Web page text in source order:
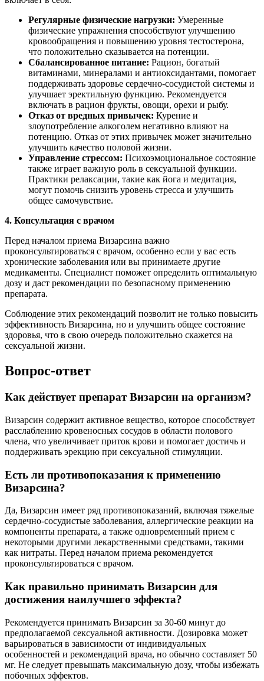
Регулярные физические нагрузки: Умеренные
физические упражнения способствуют улучшению
кровообращения и повышению уровня тестостерона,
что положительно сказывается на потенции.
Сбалансированное питание: Рацион, богатый
витаминами, минералами и антиоксидантами, помогает
поддерживать здоровье сердечно-сосудистой системы и
улучшает эректильную функцию. Рекомендуется
включать в рацион фрукты, овощи, орехи и рыбу.
Отказ от вредных привычек: Курение и
злоупотребление алкоголем негативно влияют на
потенцию. Отказ от этих привычек может значительно
улучшить качество половой жизни.
Управление стрессом: Психоэмоциональное состояние
также играет важную роль в сексуальной функции.
Практики релаксации, такие как йога и медитация,
могут помочь снизить уровень стресса и улучшить
общее самочувствие.
4. Консультация с врачом
Перед началом приема Визарсина важно
проконсультироваться с врачом, особенно если у вас есть
хронические заболевания или вы принимаете другие
медикаменты. Специалист поможет определить оптимальную
дозу и даст рекомендации по безопасному применению
препарата.
Соблюдение этих рекомендаций позволит не только повысить
эффективность Визарсина, но и улучшить общее состояние
здоровья, что в свою очередь положительно скажется на
сексуальной жизни.
Вопрос-ответ
Как действует препарат Визарсин на организм?
Визарсин содержит активное вещество, которое способствует
расслаблению кровеносных сосудов в области полового
члена, что увеличивает приток крови и помогает достичь и
поддерживать эрекцию при сексуальной стимуляции.
Есть ли противопоказания к применению
Визарсина?
Да, Визарсин имеет ряд противопоказаний, включая тяжелые
сердечно-сосудистые заболевания, аллергические реакции на
компоненты препарата, а также одновременный прием с
некоторыми другими лекарственными средствами, такими
как нитраты. Перед началом приема рекомендуется
проконсультироваться с врачом.
Как правильно принимать Визарсин для
достижения наилучшего эффекта?
Рекомендуется принимать Визарсин за 30-60 минут до
предполагаемой сексуальной активности. Дозировка может
варьироваться в зависимости от индивидуальных
особенностей и рекомендаций врача, но обычно составляет 50
мг. Не следует превышать максимальную дозу, чтобы избежать
побочных эффектов.